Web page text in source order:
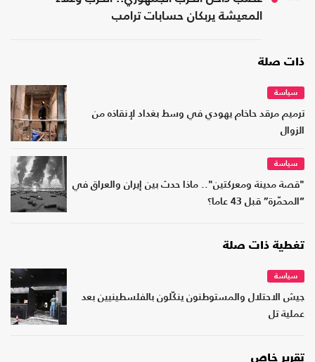
المعيشة يربكان حسابات ترامب
ذات صلة
سياسة
ترميم مرقد حاخام يهودي في وسط بغداد لإنقاذه من
الزوال
سياسة
"قصة مدينة ومعركتين".. ماذا حدث بين إيران والعراق في
“المحمّرة” قبل 43 عاما؟
تغطية ذات صلة
سياسة
جيش الاحتلال والمستوطنون ينكّلون بالفلسطينيين بعد
عملية تل
تقرير خاص